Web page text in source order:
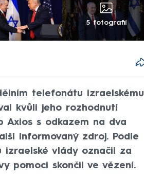
5 fotografií
telefonátu izraelskému
kvůli jeho rozhodnutí
Axios s odkazem na dva
informovaný zdroj. Podle
izraelské vlády označil za
pomoci skončil ve vězení.